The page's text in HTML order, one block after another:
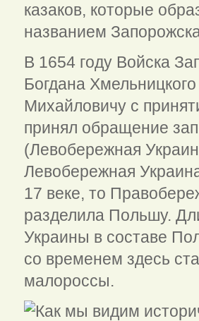
казаков, которые
названием
В 1654 году Войска
Богдана
Михайловичу с
принял обращение
(Левобережная
Левобережная
17 веке, то
разделила Польшу.
Украины в составе
со временем здесь
малороссы.